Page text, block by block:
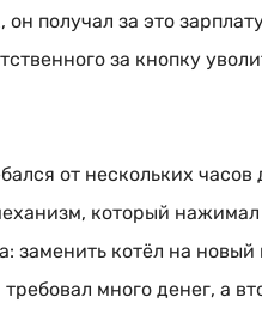
, он получал за это
за кнопку
от нескольких часов
который
заменить котёл на новый
много денег, а